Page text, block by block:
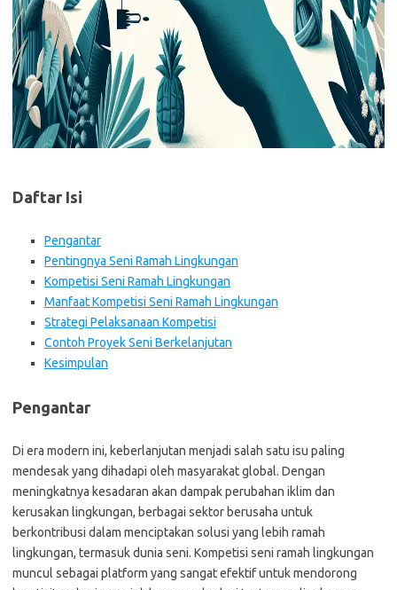
Daftar Isi
Pengantar
Pentingnya Seni Ramah Lingkungan
Kompetisi Seni Ramah Lingkungan
Manfaat Kompetisi Seni Ramah Lingkungan
Strategi Pelaksanaan Kompetisi
Contoh Proyek Seni Berkelanjutan
Kesimpulan
Pengantar
Di era modern ini, keberlanjutan menjadi salah satu isu paling
mendesak yang dihadapi oleh masyarakat global. Dengan
meningkatnya kesadaran akan dampak perubahan iklim dan
kerusakan lingkungan, berbagai sektor berusaha untuk
berkontribusi dalam menciptakan solusi yang lebih ramah
lingkungan, termasuk dunia seni. Kompetisi seni ramah lingkungan
muncul sebagai platform yang sangat efektif untuk mendorong